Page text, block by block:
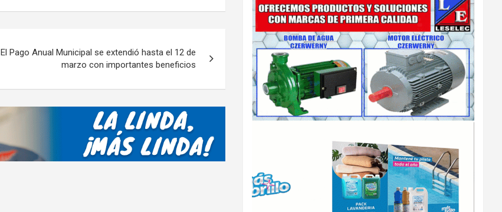
m
ar
tir
El Pago Anual Municipal se extendió hasta el 12 de
marzo con importantes beneficios